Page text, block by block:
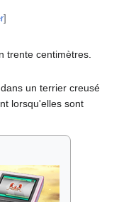
]
trente centimètres.
un terrier creusé
lorsqu'elles sont